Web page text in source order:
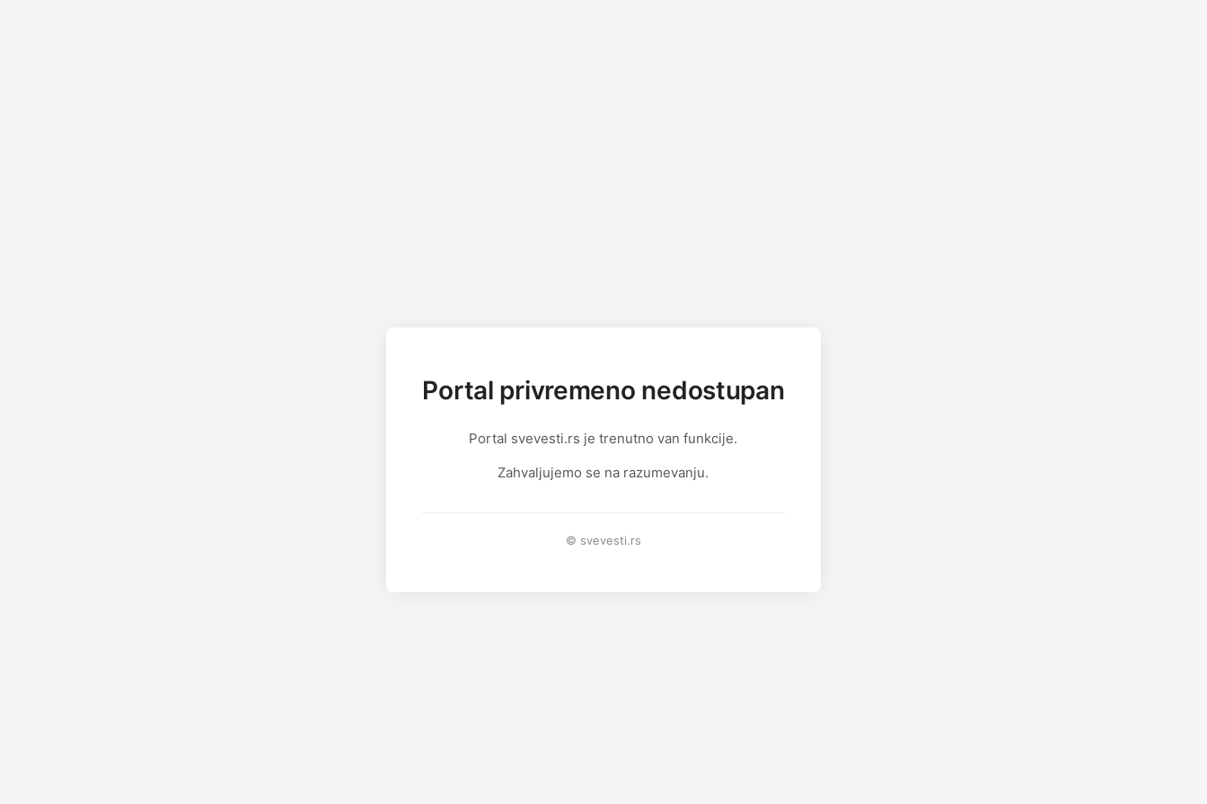
Portal privremeno nedostupan
Portal svevesti.rs je trenutno van funkcije.
Zahvaljujemo se na razumevanju.
© svevesti.rs